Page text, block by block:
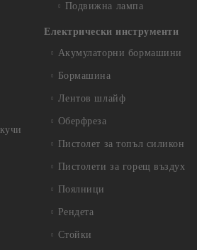
Подвижна лампа
Електрически инструменти
Акумулаторни бормашини
Бормашина
Лентов шлайф
Оберфреза
Пистолет за топъл силикон
Пистолети за горещ въздух
Поялници
Рендета
Стойки